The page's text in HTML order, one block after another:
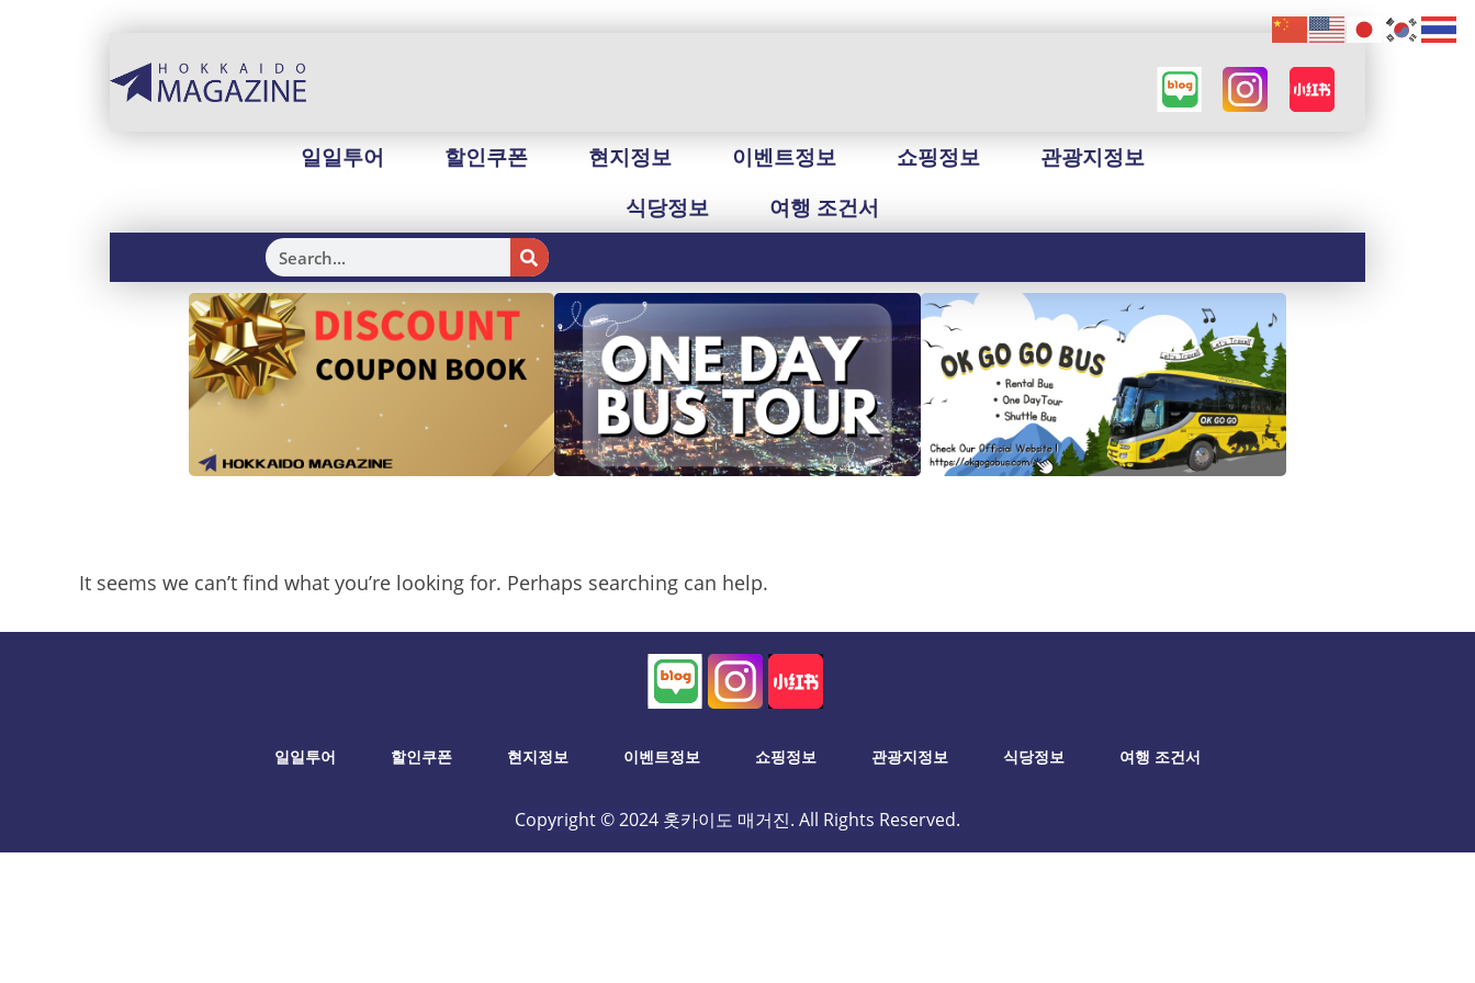
일일투어 할인쿠폰 현지정보 이벤트정보 쇼핑정보
관광지정보
식당정보
여행 조건서
It seems we can’t find what you’re looking for. Perhaps searching can help.
일일투어 할인쿠폰 현지정보 이벤트정보 쇼핑정보 관광지정보 식당정보 여행 조건서
Copyright © 2024 홋카이도 매거진. All Rights Reserved.